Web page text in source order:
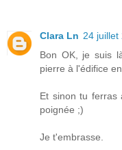
Clara Ln 24 juillet
Bon OK, je suis
pierre à l'édifice
Et sinon tu ferras
poignée ;)
Je t'embrasse.